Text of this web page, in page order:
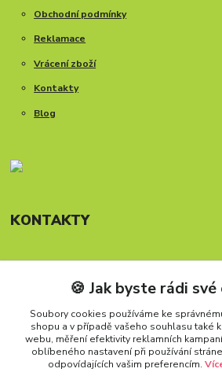
Obchodní podmínky
Reklamace
Vrácení zboží
Kontakty
Blog
KONTAKTY
Telefon: +420 777 288 882
Provozní doba Po-Pá, 8-15:30 hod.
info@carforkids.cz
🍪 Jak byste rádi své
Soubory cookies používáme ke
shopu a v případě vašeho souhlasu také
webu, měření efektivity reklamních
oblíbeného nastavení při používání
odpovídajících vašim preferencím.